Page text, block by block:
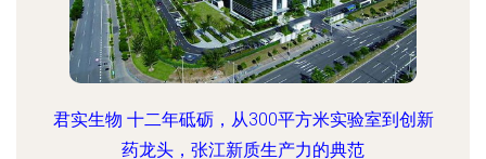
君实生物 十二年砥砺，从300平方米实验室到创新
药龙头，张江新质生产力的典范